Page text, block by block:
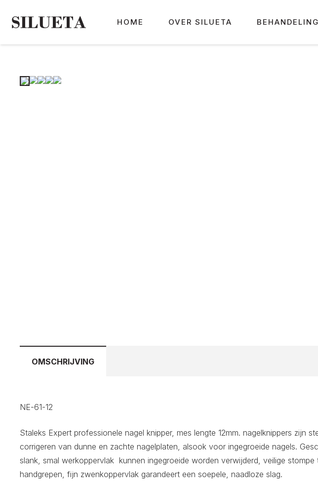
HOME OVER SILUETA
OMSCHRIJVING
NE-61-12
Staleks Expert professionele nagel knipper, mes lengte 12mm. nagelknippers zijn
corrigeren van dunne en zachte nagelplaten, alsook voor ingegroeide nagels.
slank, smal werkoppervlak kunnen ingegroeide worden verwijderd, veilige
handgrepen, fijn zwenkoppervlak garandeert een soepele, naadloze slag.